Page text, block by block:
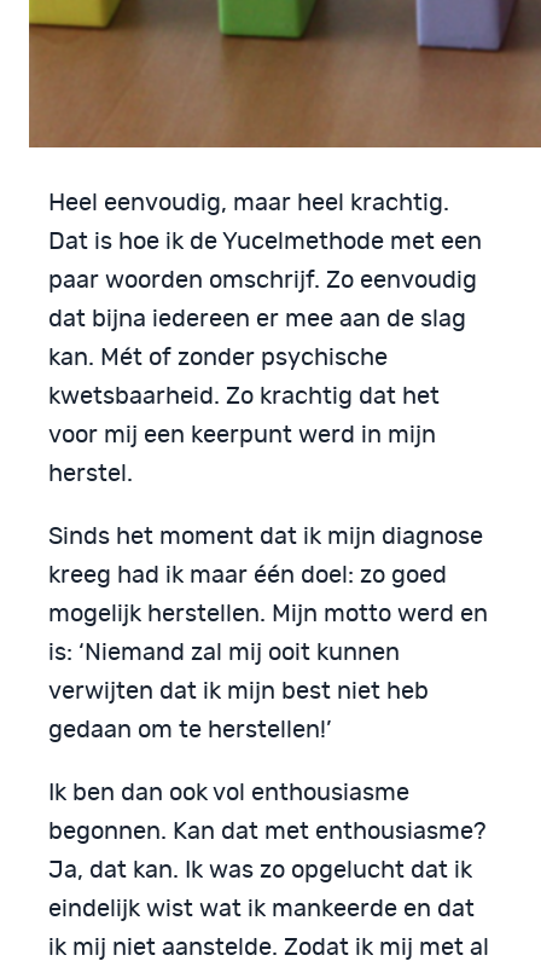
Heel eenvoudig, maar heel krachtig.
Dat is hoe ik de Yucelmethode met een
paar woorden omschrijf. Zo eenvoudig
dat bijna iedereen er mee aan de slag
kan. Mét of zonder psychische
kwetsbaarheid. Zo krachtig dat het
voor mij een keerpunt werd in mijn
herstel.
Sinds het moment dat ik mijn diagnose
kreeg had ik maar één doel: zo goed
mogelijk herstellen. Mijn motto werd en
is: ‘Niemand zal mij ooit kunnen
verwijten dat ik mijn best niet heb
gedaan om te herstellen!’
Ik ben dan ook vol enthousiasme
begonnen. Kan dat met enthousiasme?
Ja, dat kan. Ik was zo opgelucht dat ik
eindelijk wist wat ik mankeerde en dat
ik mij niet aanstelde. Zodat ik mij met al